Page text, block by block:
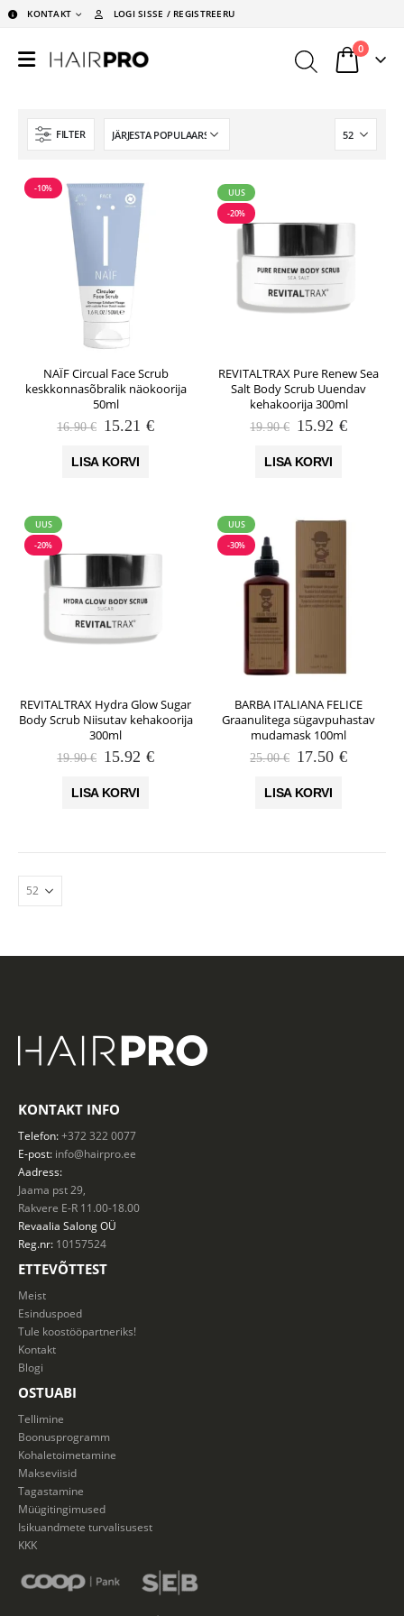
KONTAKT LOGI SISSE / REGISTREERU
0
FILTER
-10%
NAÏF Circual Face Scrub
keskkonnasõbralik näokoorija
50ml
16.90€ Algne
oli:
15.21 €Praegune
LISA KORVI
UUS
-20%
REVITALTRAX Pure Renew Sea
Salt Body Scrub Uuendav
kehakoorija 300ml
19.90€ Algne
oli:
15.92 €
LISA KORVI
UUS
-20%
REVITALTRAX Hydra Glow Sugar
Body Scrub Niisutav kehakoorija
300ml
19.90€ Algne
oli:
15.92 €Praegune
LISA KORVI
UUS
-30%
BARBA ITALIANA FELICE
Graanulitega sügavpuhastav
mudamask 100ml
25.00€ Algne
oli:
17.50 €
LISA KORVI
KONTAKT INFO
Telefon:+372 322 0077
E-post: info@hairpro.ee
Aadress:
Jaama pst 29,
Rakvere E-R 11.00-18.00
Revaalia SalongOÜ
Reg.nr: 10157524
ETTEVÕTTEST
Meist
Esinduspoed
Tule koostööpartneriks!
Kontakt
Blogi
OSTUABI
Tellimine
Boonusprogramm
Kohaletoimetamine
Makseviisid
Tagastamine
Müügitingimused
Isikuandmete turvalisusest
KKK